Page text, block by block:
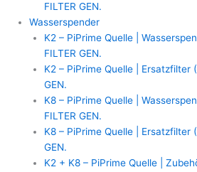
FILTER GEN.
Wasserspender
K2 – PiPrime Quelle |
FILTER GEN.
K2 – PiPrime Quelle | Ersatzfilter
GEN.
K8 – PiPrime Quelle |
FILTER GEN.
K8 – PiPrime Quelle | Ersatzfilter
GEN.
K2 + K8 – PiPrime Quelle |
Ersatzfilter
Kartusche